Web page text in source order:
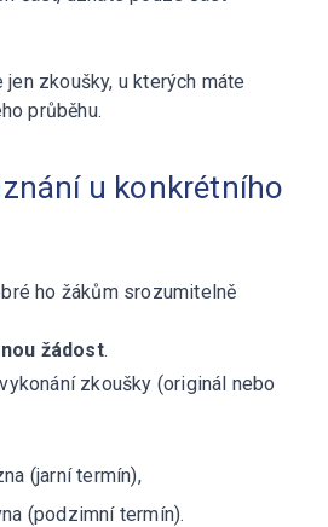
zkoušky, u kterých máte
průběhu.
u konkrétního
ho žákům srozumitelně
žádost.
zkoušky (originál nebo
(jarní termín),
(podzimní termín).